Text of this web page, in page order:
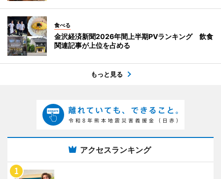
食べる
金沢経済新聞2026年間上半期PVランキング 飲食
関連記事が上位を占める
もっと見る
アクセスランキング